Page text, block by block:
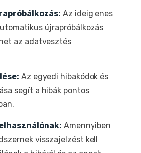
Az ideiglenes
újrapróbálkozás
az adatvesztés
Az egyedi hibakódok és
segít a hibák pontos
Amennyiben
visszajelzést kell